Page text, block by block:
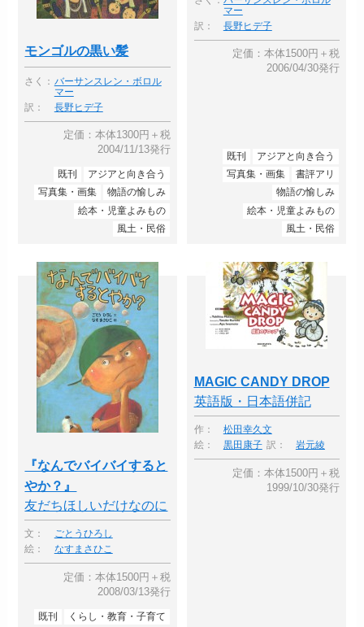
モンゴルの黒い髪
さく： バーサンスレン・ボロル
マー
訳：
長野ヒデ子
定価：本体1300円＋税
2004/11/13発行
既刊
アジアと向き合う
写真集・画集
物語の愉しみ
絵本・児童よみもの
風土・民俗
マー
訳：
長野ヒデ子
定価：本体1500円＋税
2006/04/30発行
既刊
アジアと向き合う
写真集・画集
書評アリ
物語の愉しみ
絵本・児童よみもの
風土・民俗
『なんでバイバイすると
やか？』
友だちほしいだけなのに
文：
ごとうひろし
絵：
なすまさひこ
定価：本体1500円＋税
2008/03/13発行
既刊
くらし・教育・子育て
MAGIC CANDY DROP
英語版・日本語併記
作：
松田幸久文
絵：
黒田康子 訳： 岩元綾
定価：本体1500円＋税
1999/10/30発行